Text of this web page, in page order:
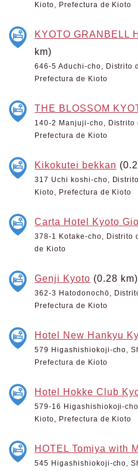
Kioto, Prefectura de Kioto
KYOTO GRANBELL
km)
646-5 Aduchi-cho, Distrito
Prefectura de Kioto
THE BLOSSOM
140-2 Manjuji-cho, Distrito
Prefectura de Kioto
Kikokutei bekkan
317 Uchi koshi-cho,
Kioto, Prefectura de Kioto
Carta Hotel Kyoto
378-1 Kotake-cho, Distrito
de Kioto
Genji Kyoto (0.28 km)
362-3 Hatodonochō,
Prefectura de Kioto
Hotel New Hankyu
579 Higashishiokoji-cho,
Prefectura de Kioto
Hotel Hokke Club
579-16 Higashishiokoji-
Kioto, Prefectura de Kioto
HOTEL Tomiya with
545 Higashishiokoji-cho,